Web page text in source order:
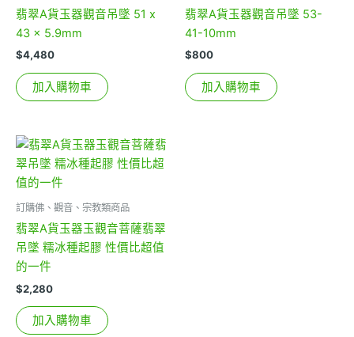
翡翠A貨玉器觀音吊墜 51 x
43 x 5.9mm
$4,480
加入購物車
翡翠A貨玉器觀音吊墜 53-
41-10mm
$800
加入購物車
訂購佛、觀音、宗教類商品
翡翠A貨玉器玉觀音菩薩翡翠
吊墜 糯冰種起膠 性價比超值
的一件
$2,280
加入購物車